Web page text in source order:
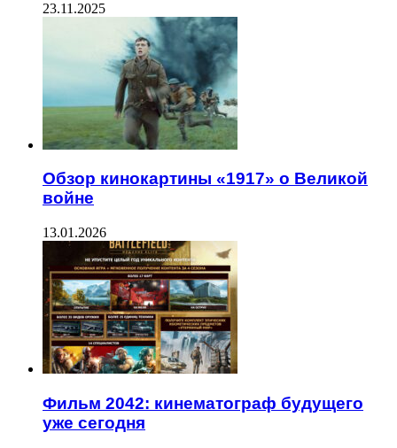
23.11.2025
Обзор кинокартины «1917» о Великой
войне
13.01.2026
Фильм 2042: кинематограф будущего
уже сегодня